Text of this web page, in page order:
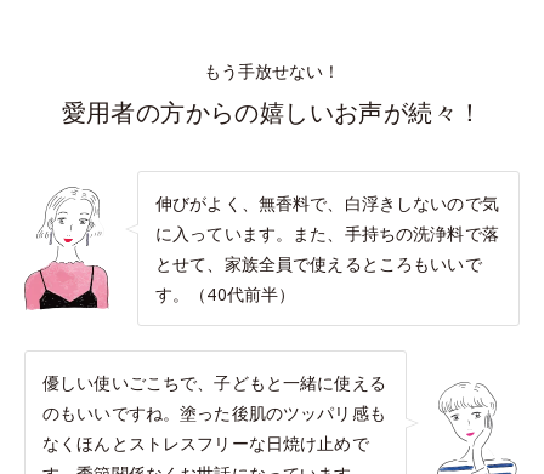
もう手放せない！
愛用者の方からの嬉しいお声が続々！
伸びがよく、無香料で、白浮きしないので気
に入っています。また、手持ちの洗浄料で落
とせて、家族全員で使えるところもいいで
す。（40代前半）
優しい使いごこちで、子どもと一緒に使える
のもいいですね。塗った後肌のツッパリ感も
なくほんとストレスフリーな日焼け止めで